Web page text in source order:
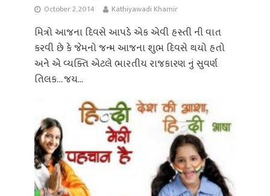
October 2, 2014 Kathiyawadi Khamir
મિત્રો આજના દિવસે આપડે એક એવી હસ્તી ની વાત
કરવી છે કે જેમનો જન્મ આજના શુભ દિવસે થયો હતો
અને એ વ્યક્તિ એટલે ભારતીય રાજકારણ નું સુવર્ણ
તિલક… જય...